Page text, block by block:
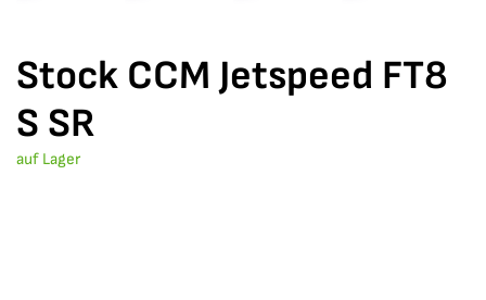
Stock CCM Jetspeed FT8
S SR
auf Lager